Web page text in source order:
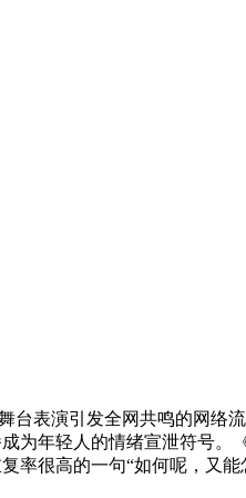
台表演引发全网共鸣的网
为年轻人的情绪宣泄符号
很高的一句“如何呢，又